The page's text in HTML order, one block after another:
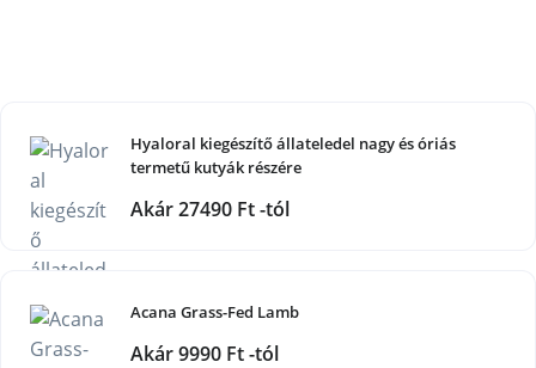
Hyaloral kiegészítő állateledel nagy és óriás
termetű kutyák részére
Akár 27490 Ft -tól
Acana Grass-Fed Lamb
Akár 9990 Ft -tól